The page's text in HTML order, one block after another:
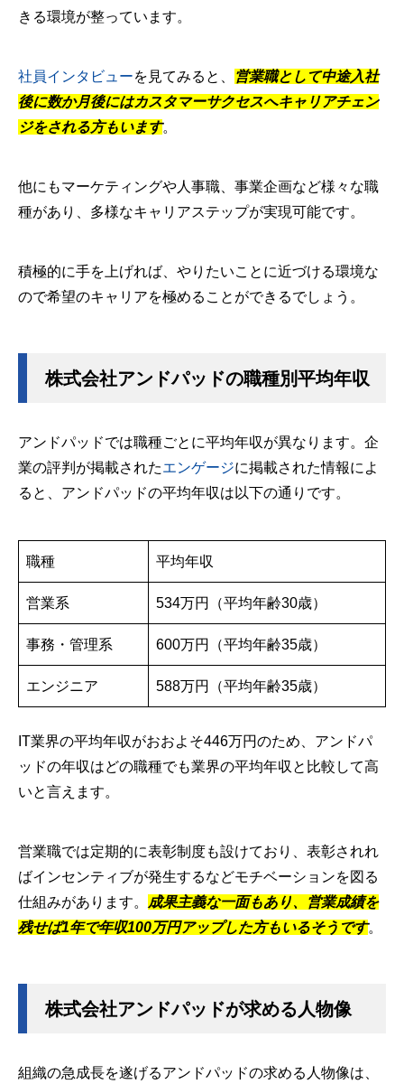
きる環境が整っています。
社員インタビューを見てみると、
営業職として中途入社
後に数か月後にはカスタマーサクセスへキャリアチェン
ジをされる方もいます。
他にもマーケティングや人事職、事業企画など様々な職
種があり、多様なキャリアステップが実現可能です。
積極的に手を上げれば、やりたいことに近づける環境な
ので希望のキャリアを極めることができるでしょう。
株式会社アンドパッドの職種別平均年収
アンドパッドでは職種ごとに平均年収が異なります。企
業の評判が掲載されたエンゲージに掲載された情報によ
ると、アンドパッドの平均年収は以下の通りです。
職種 平均年収
営業系 534万円（平均年齢30歳）
事務・管理系 600万円（平均年齢35歳）
エンジニア 588万円（平均年齢35歳）
IT業界の平均年収がおおよそ446万円のため、アンドパ
ッドの年収はどの職種でも業界の平均年収と比較して高
いと言えます。
営業職では定期的に表彰制度も設けており、表彰されれ
ばインセンティブが発生するなどモチベーションを図る
仕組みがあります。 成果主義な一面もあり、営業成績を
残せば1年で年収100万円アップした方もいるそうです。
株式会社アンドパッドが求める人物像
組織の急成長を遂げるアンドパッドの求める人物像は、